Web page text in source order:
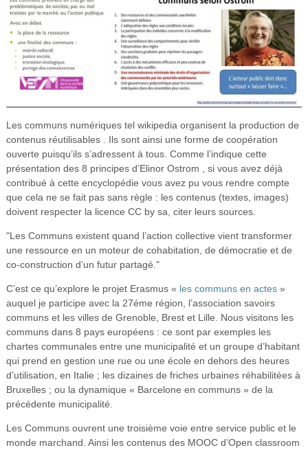
Les communs numériques tel wikipedia organisent la production de
contenus réutilisables . Ils sont ainsi une forme de coopération
ouverte puisqu’ils s’adressent à tous. Comme l’indique cette
présentation des 8 principes d’Elinor Ostrom , si vous avez déjà
contribué à cette encyclopédie vous avez pu vous rendre compte
que cela ne se fait pas sans règle : les contenus (textes, images)
doivent respecter la licence CC by sa, citer leurs sources.
"Les Communs existent quand l’action collective vient transformer
une ressource en un moteur de cohabitation, de démocratie et de
co-construction d’un futur partagé."
C’est ce qu’explore le projet Erasmus « les communs en actes»
auquel je participe avec la 27éme région, l’association savoirs
communs et les villes de Grenoble, Brest et Lille. Nous visitons les
communs dans 8 pays européens : ce sont par exemples les
chartes communales entre une municipalité et un groupe d’habitant
qui prend en gestion une rue ou une école en dehors des heures
d’utilisation, en Italie ; les dizaines de friches urbaines réhabilitées à
Bruxelles ; ou la dynamique « Barcelone en communs » de la
précédente municipalité.
Les Communs ouvrent une troisième voie entre service public et le
monde marchand. Ainsi les contenus des MOOC d’Open classroom